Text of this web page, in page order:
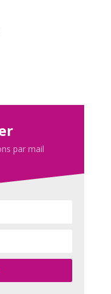
par mail